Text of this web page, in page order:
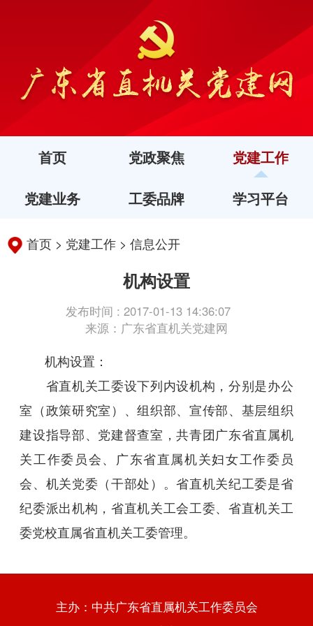
首页 党政聚焦 党建工作
党建业务 工委品牌 学习平台
首页 > 党建工作 >信息公开
机构设置
发布时间 : 2017-01-13 14:36:07
来源：广东省直机关党建网
机构设置：
省直机关工委设下列内设机构，分别是办公
室（政策研究室）、组织部、宣传部、基层组织
建设指导部、党建督查室，共青团广东省直属机
关工作委员会、广东省直属机关妇女工作委员
会、机关党委（干部处）。省直机关纪工委是省
纪委派出机构，省直机关工会工委、省直机关工
委党校直属省直机关工委管理。
主办：中共广东省直属机关工作委员会